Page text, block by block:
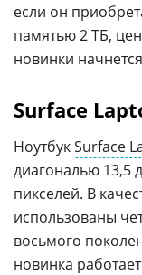
если он
памятью 2 ТБ,
новинки
Surface
НоутбукSurface
диагональю 13,5
пикселей. В
использованы
восьмого
новинка